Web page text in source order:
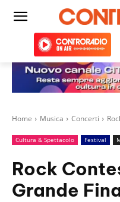
Home Musica Concerti
Cultura & Spettacolo Festival
Rock
Grande